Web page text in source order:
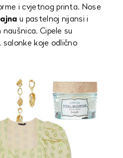
i cvjetnog printa. Nose
u pastelnoj nijansi i
Cipele su
salonke koje odlično